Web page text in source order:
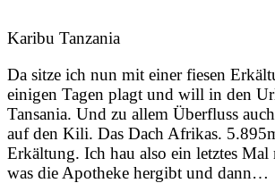
Karibu Tanzania
Da sitze ich nun mit einer fiesen
einigen Tagen plagt und will in den
Tansania. Und zu allem Überfluss
auf den Kili. Das Dach Afrikas.
Erkältung. Ich hau also ein letztes
was die Apotheke hergibt und dann…